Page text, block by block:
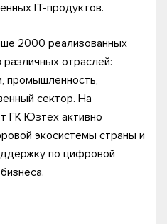
IT-продуктов.
2000 реализованных
отраслей:
промышленность,
сектор. На
ГК Юзтех активно
экосистемы страны и
по цифровой